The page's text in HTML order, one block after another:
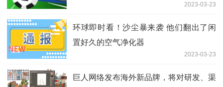
2023-03-23
环球即时看！沙尘暴来袭 他们翻出了闲
置好久的空气净化器
2023-03-23
巨人网络发布海外新品牌，将对研发、渠